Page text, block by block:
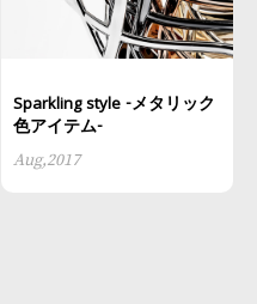
Sparkling style -メタリック
色アイテム-
Aug,2017